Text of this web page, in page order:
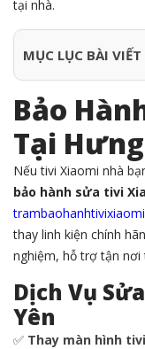
tại nhà.
MỤC LỤC BÀI VIẾT
Bảo
Tại
Nếu tivi Xiaomi nhà
bảo hành sửa tivi
thay linh kiện chính
nghiệm, hỗ trợ tận
Dịch Vụ
Yên
✅ Thay màn hình